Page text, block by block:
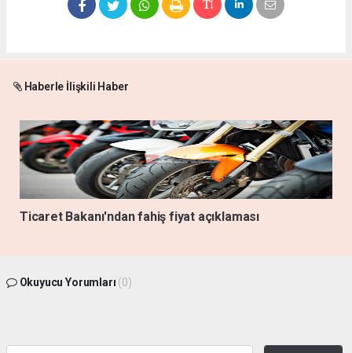
Haberle İlişkili Haber
Ticaret Bakanı'ndan fahiş fiyat açıklaması
Okuyucu Yorumları (0)